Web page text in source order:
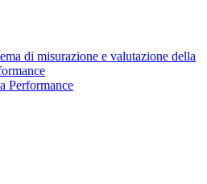
di misurazione e valutazione della
Performance